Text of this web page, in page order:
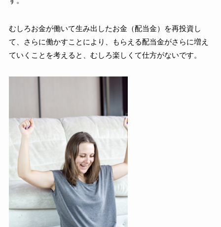
むしろお金が働いて生み出したお金（配当金）を再投資し
て、さらに働かすことにより、もらえる配当金がさらに増え
ていくことを考えると、むしろ楽しくて仕方がないです。